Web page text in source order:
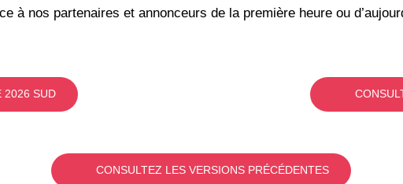
à nos partenaires et annonceurs de la première heure ou
2026 SUD
CONSULTEZ LES VERSIONS PRÉCÉDENTES